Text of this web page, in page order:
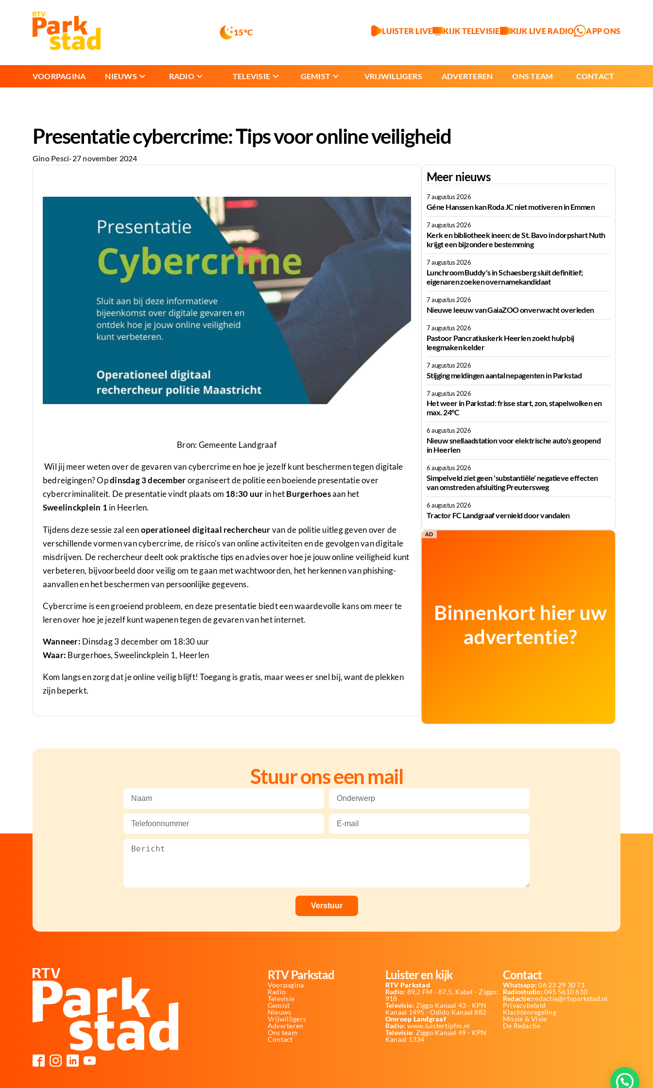
15°C LUISTER LIVE KIJK TELEVISIE KIJK LIVE RADIO APP ONS
VOORPAGINA NIEUWS RADIO TELEVISIE GEMIST VRIJWILLIGERS ADVERTEREN ONS TEAM CONTACT
Presentatie cybercrime: Tips voor online veiligheid
Gino Pesci-27 november 2024
Bron: Gemeente Landgraaf
Wil jij meer weten over de gevaren van cybercrime en hoe je jezelf kunt beschermen tegen digitale
bedreigingen? Opdinsdag 3 decemberorganiseert de politie een boeiende presentatie over
cybercriminaliteit. De presentatie vindt plaats om 18:30 uur in hetBurgerhoesaan het
Sweelinckplein 1in Heerlen.
Tijdens deze sessie zal eenoperationeel digitaal rechercheurvan de politie uitleg geven over de
verschillende vormen van cybercrime, de risico's van online activiteiten en de gevolgen van digitale
misdrijven. De rechercheur deelt ook praktische tips en advies over hoe je jouw online veiligheid kunt
verbeteren, bijvoorbeeld door veilig om te gaan met wachtwoorden, het herkennen van phishing-
aanvallen en het beschermen van persoonlijke gegevens.
Cybercrime is een groeiend probleem, en deze presentatie biedt een waardevolle kans om meer te
leren over hoe je jezelf kunt wapenen tegen de gevaren van het internet.
Wanneer: Dinsdag 3 december om 18:30 uur
Waar: Burgerhoes, Sweelinckplein 1, Heerlen
Kom langs en zorg dat je online veilig blijft! Toegang is gratis, maar wees er snel bij, want de plekken
zijn beperkt.
Meer nieuws
7 augustus 2026
Géne Hanssen kan Roda JC niet motiveren in Emmen
7 augustus 2026
Kerk en bibliotheek ineen: de St. Bavo in dorpshart Nuth
krijgt een bijzondere bestemming
7 augustus 2026
Lunchroom Buddy's in Schaesberg sluit definitief;
eigenaren zoeken overnamekandidaat
7 augustus 2026
Nieuwe leeuw van GaiaZOO onverwacht overleden
7 augustus 2026
Pastoor Pancratiuskerk Heerlen zoekt hulp bij
leegmaken kelder
7 augustus 2026
Stijging meldingen aantal nepagenten in Parkstad
7 augustus 2026
Het weer in Parkstad: frisse start, zon, stapelwolken en
max. 24°C
6 augustus 2026
Nieuw snellaadstation voor elektrische auto's geopend
in Heerlen
6 augustus 2026
Simpelveld ziet geen 'substantiële' negatieve effecten
van omstreden afsluiting Preutersweg
6 augustus 2026
Tractor FC Landgraaf vernield door vandalen
AD
Stuur ons een mail
RTV Parkstad
Voorpagina
Radio
Televisie
Gemist
Nieuws
Vrijwilligers
Adverteren
Ons team
Contact
Luister en kijk
RTV Parkstad
Radio: 89,2 FM - 87,5, Kabel - Ziggo:
918
Televisie: Ziggo Kanaal 43 - KPN
Kanaal 1495 - Odido Kanaal 882
Omroep Landgraaf
Radio: www.luistertipfm.nl
Televisie: Ziggo Kanaal 49 - KPN
Kanaal 1334
Contact
Whatsapp: 06 23 29 30 71
Radiostudio: 045 5610 610
Redactie:redactie@rtvparkstad.nl
Privacybeleid
Klachtenregeling
Missie & Visie
De Redactie